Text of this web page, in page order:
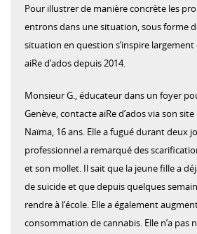
Pour illustrer de manière concrète les
entrons dans une situation, sous forme
situation en question s’inspire
aiRe d’ados depuis 2014.
Monsieur G., éducateur dans un foyer
Genève, contacte aiRe d’ados via son
Naïma, 16 ans. Elle a fugué durant deux
professionnel a remarqué des
et son mollet. Il sait que la jeune fille a
de suicide et que depuis quelques
rendre à l’école. Elle a également
consommation de cannabis. Elle n’a pas